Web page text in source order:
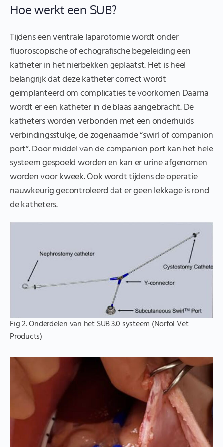
Hoe werkt een SUB?
Tijdens een ventrale laparotomie wordt onder
fluoroscopische of echografische begeleiding een
katheter in het nierbekken geplaatst. Het is heel
belangrijk dat deze katheter correct wordt
geïmplanteerd om complicaties te voorkomen Daarna
wordt er een katheter in de blaas aangebracht. De
katheters worden verbonden met een onderhuids
verbindingsstukje, de zogenaamde “swirl of companion
port”. Door middel van de companion port kan het hele
systeem gespoeld worden en kan er urine afgenomen
worden voor kweek. Ook wordt tijdens de operatie
nauwkeurig gecontroleerd dat er geen lekkage is rond
de katheters.
Fig 2. Onderdelen van het SUB 3.0 systeem (Norfol Vet
Products)